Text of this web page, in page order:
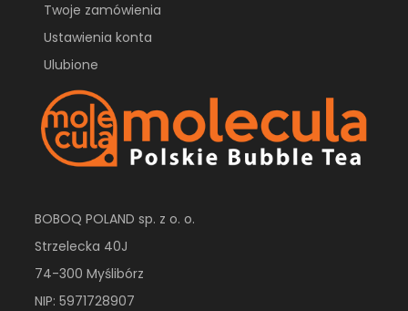
Twoje zamówienia
Ustawienia konta
Ulubione
BOBOQ POLAND sp. z o. o.
Strzelecka 40J
74-300 Myślibórz
NIP: 5971728907